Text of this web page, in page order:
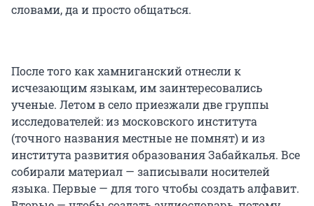
словами, да и просто общаться.
После того как хамниганский отнесли к
исчезающим языкам, им заинтересовались
ученые. Летом в село приезжали две группы
исследователей: из московского института
(точного названия местные не помнят) и из
института развития образования Забайкалья. Все
собирали материал — записывали носителей
языка. Первые — для того чтобы создать алфавит.